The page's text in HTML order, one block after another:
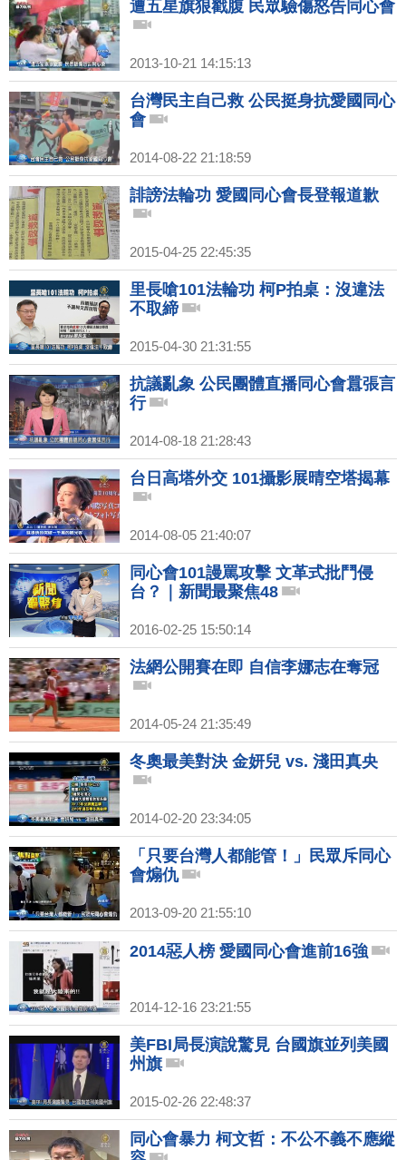
遭五星旗狠戳腹 民眾驗傷怒告同心會
2013-10-21 14:15:13
台灣民主自己救 公民挺身抗愛國同心
會
2014-08-22 21:18:59
誹謗法輪功 愛國同心會長登報道歉
2015-04-25 22:45:35
里長嗆101法輪功 柯P拍桌：沒違法
不取締
2015-04-30 21:31:55
抗議亂象 公民團體直播同心會囂張言
行
2014-08-18 21:28:43
台日高塔外交 101攝影展晴空塔揭幕
2014-08-05 21:40:07
同心會101謾罵攻擊 文革式批鬥侵
台？｜新聞最聚焦48
2016-02-25 15:50:14
法網公開賽在即 自信李娜志在奪冠
2014-05-24 21:35:49
冬奧最美對決 金妍兒 vs. 淺田真央
2014-02-20 23:34:05
「只要台灣人都能管！」民眾斥同心
會煽仇
2013-09-20 21:55:10
2014惡人榜 愛國同心會進前16強
2014-12-16 23:21:55
美FBI局長演說驚見 台國旗並列美國
州旗
2015-02-26 22:48:37
同心會暴力 柯文哲：不公不義不應縱